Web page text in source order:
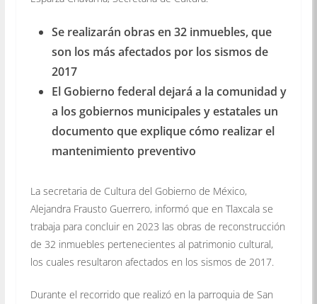
Se realizarán obras en 32 inmuebles, que
son los más afectados por los sismos de
2017
El Gobierno federal dejará a la comunidad y
a los gobiernos municipales y estatales un
documento que explique cómo realizar el
mantenimiento preventivo
La secretaria de Cultura del Gobierno de México,
Alejandra Frausto Guerrero, informó que en Tlaxcala se
trabaja para concluir en 2023 las obras de reconstrucción
de 32 inmuebles pertenecientes al patrimonio cultural,
los cuales resultaron afectados en los sismos de 2017.
Durante el recorrido que realizó en la parroquia de San